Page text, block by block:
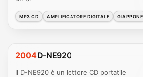
MP3 CD AMPLIFICATORE DIGITALE GIAPPONE
2004D-NE920
Il D-NE920 è un lettore CD portatile